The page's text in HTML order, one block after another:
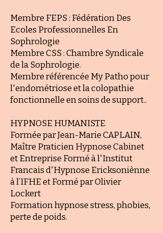
Membre FEPS : Fédération Des
Ecoles Professionnelles En
Sophrologie
Membre CSS :Chambre Syndicale
de la Sophrologie.
Membre référencée My Patho pour
l'endométriose et la colopathie
fonctionnelle en soins de support..
HYPNOSE HUMANISTE
Formée par Jean-Marie CAPLAIN,
Maître Praticien HypnoseCabinet
et Entreprise Formé à l'Institut
Francais d'Hypnose Ericksoniènne
à l’IFHE et Formé par Olivier
Lockert
Formation hypnose stress, phobies,
perte de poids.